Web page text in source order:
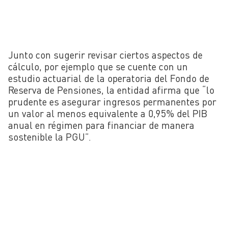
Junto con sugerir revisar ciertos aspectos de
cálculo, por ejemplo que se cuente con un
estudio actuarial de la operatoria del Fondo de
Reserva de Pensiones, la entidad afirma que “lo
prudente es asegurar ingresos permanentes por
un valor al menos equivalente a 0,95% del PIB
anual en régimen para financiar de manera
sostenible la PGU”.